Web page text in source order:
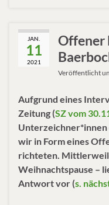
JAN.
11
2021
Offener
Veröffentlicht
Aufgrund eines
Zeitung (SZ vom
Unterzeichner*innen
wir in Form eines
richteten.
Weihnachtspause –
Antwort vor (s.